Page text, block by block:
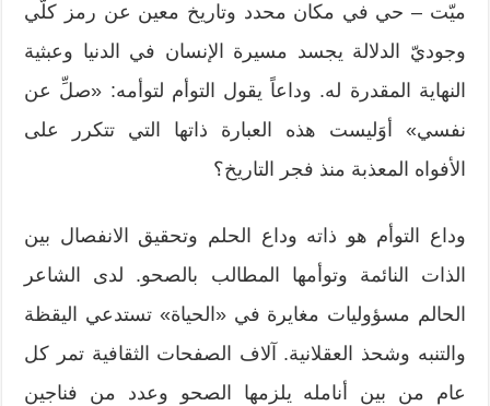
ميّت – حي في مكان محدد وتاريخ معين عن رمز كلّي
وجوديّ الدلالة يجسد مسيرة الإنسان في الدنيا وعبثية
النهاية المقدرة له. وداعاً يقول التوأم لتوأمه: «صلِّ عن
نفسي» أوَليست هذه العبارة ذاتها التي تتكرر على
الأفواه المعذبة منذ فجر التاريخ؟
وداع التوأم هو ذاته وداع الحلم وتحقيق الانفصال بين
الذات النائمة وتوأمها المطالب بالصحو. لدى الشاعر
الحالم مسؤوليات مغايرة في «الحياة» تستدعي اليقظة
والتنبه وشحذ العقلانية. آلاف الصفحات الثقافية تمر كل
عام من بين أنامله يلزمها الصحو وعدد من فناجين